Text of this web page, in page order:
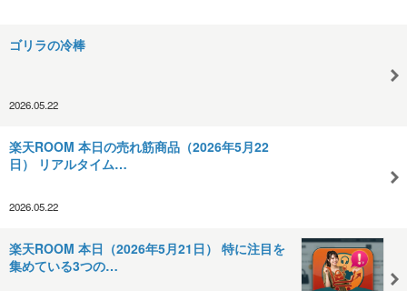
ゴリラの冷棒
2026.05.22
楽天ROOM 本日の売れ筋商品（2026年5月22
日） リアルタイム…
2026.05.22
楽天ROOM 本日（2026年5月21日） 特に注目を
集めている3つの…